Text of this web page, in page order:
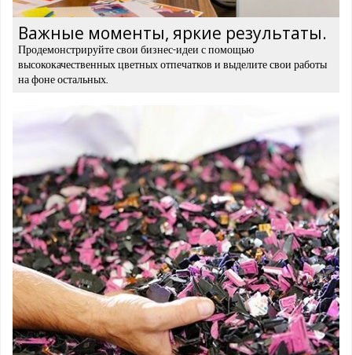
Важные моменты, яркие результаты.
Продемонстрируйте свои бизнес-идеи с помощью
высококачественных цветных отпечатков и выделите свои работы
на фоне остальных.